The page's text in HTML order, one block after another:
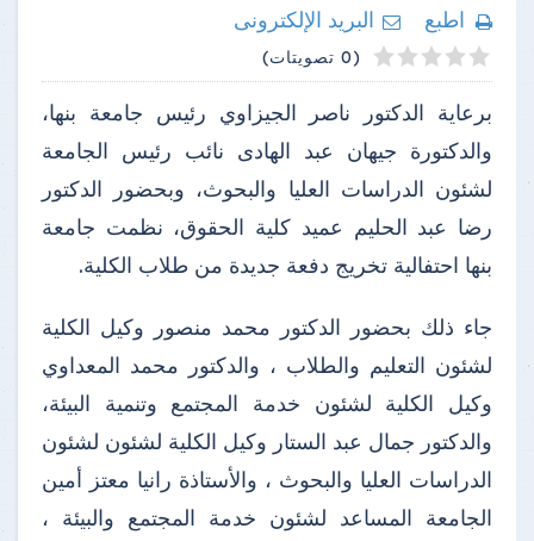
اطبع
البريد الإلكترونى
1
2
3
4
5 (0 تصويتات)
برعاية الدكتور ناصر الجيزاوي رئيس جامعة بنها،
والدكتورة جيهان عبد الهادى نائب رئيس الجامعة
لشئون الدراسات العليا والبحوث، وبحضور الدكتور
رضا عبد الحليم عميد كلية الحقوق، نظمت جامعة
بنها احتفالية تخريج دفعة جديدة من طلاب الكلية.
جاء ذلك بحضور الدكتور محمد منصور وكيل الكلية
لشئون التعليم والطلاب ، والدكتور محمد المعداوي
وكيل الكلية لشئون خدمة المجتمع وتنمية البيئة،
والدكتور جمال عبد الستار وكيل الكلية لشئون لشئون
الدراسات العليا والبحوث ، والأستاذة رانيا معتز أمين
الجامعة المساعد لشئون خدمة المجتمع والبيئة ،